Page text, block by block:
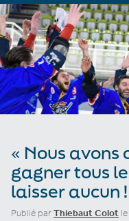
« Nous avons
gagner tous
laisser aucun
Publié parThiebaut Colot